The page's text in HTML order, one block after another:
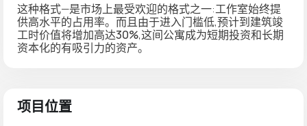
这种格式—是市场上最受欢迎的格式之一:工作室始终提
供高水平的占用率。而且由于进入门槛低,预计到建筑竣
工时价值将增加高达30%,这间公寓成为短期投资和长期
资本化的有吸引力的资产。
项目位置